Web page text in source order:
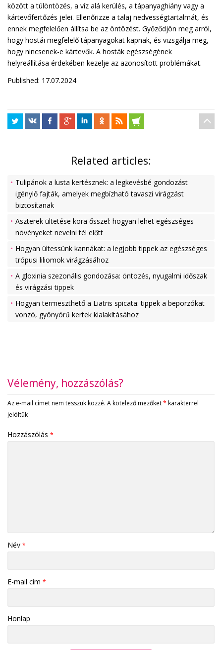
között a túlöntözés, a víz alá kerülés, a tápanyaghiány vagy a
kártevőfertőzés jelei. Ellenőrizze a talaj nedvességtartalmát, és
ennek megfelelően állítsa be az öntözést. Győződjön meg arról,
hogy hostái megfelelő tápanyagokat kapnak, és vizsgálja meg,
hogy nincsenek-e kártevők. A hosták egészségének
helyreállítása érdekében kezelje az azonosított problémákat.
Published: 17.07.2024
Related articles:
Tulipánok a lusta kertésznek: a legkevésbé gondozást
igénylő fajták, amelyek megbízható tavaszi virágzást
biztosítanak
Aszterek ültetése kora ősszel: hogyan lehet egészséges
növényeket nevelni tél előtt
Hogyan ültessünk kannákat: a legjobb tippek az egészséges
trópusi liliomok virágzásához
A gloxinia szezonális gondozása: öntözés, nyugalmi időszak
és virágzási tippek
Hogyan termeszthető a Liatris spicata: tippek a beporzókat
vonzó, gyönyörű kertek kialakításához
Vélemény, hozzászólás?
Az e-mail címet nem tesszük közzé. A kötelező mezőket* karakterrel
jelöltük
Hozzászólás *
Név *
E-mail cím *
Honlap